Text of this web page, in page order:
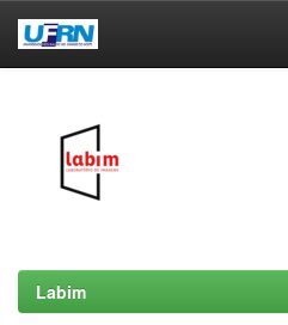
Labim